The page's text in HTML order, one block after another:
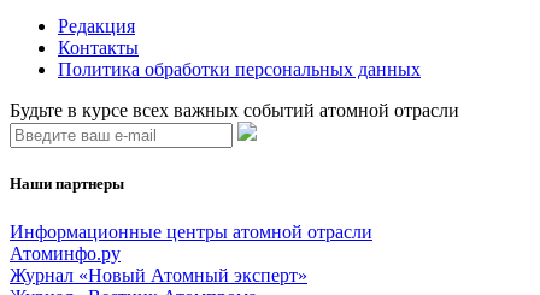
Редакция
Контакты
Политика обработки персональных данных
Будьте в курсе всех важных событий атомной отрасли
Наши партнеры
Информационные центры атомной отрасли
Атоминфо.ру
Журнал «Новый Атомный эксперт»